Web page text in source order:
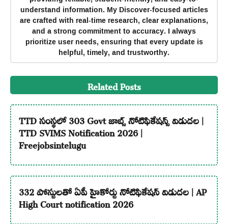
understand information. My Discover-focused articles
are crafted with real-time research, clear explanations,
and a strong commitment to accuracy. I always
prioritize user needs, ensuring that every update is
helpful, timely, and trustworthy.
Related Posts
TTD సంస్థలో 303 Govt జాబ్స్ నోటిఫికేషన్స్ విడుదల |
TTD SVIMS Notification 2026 |
Freejobsintelugu
332 పోస్టులతో ఏపీ హైకోర్టు నోటిఫికేషన్ విడుదల | AP
High Court notification 2026